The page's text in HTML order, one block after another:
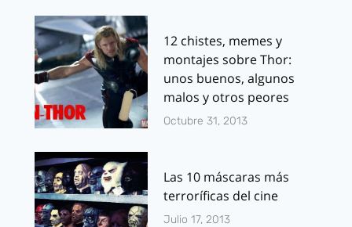
12 chistes, memes y
montajes sobre Thor:
unos buenos, algunos
malos y otros peores
Octubre 31, 2013
Las 10 máscaras más
terroríficas del cine
Julio 17, 2013